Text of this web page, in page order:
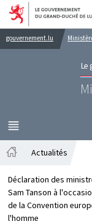
gouvernement.lu
Le
MENU
PRINCIPAL
Actualités
Déclaration des
Sam Tanson à
de la Convention
l'homme